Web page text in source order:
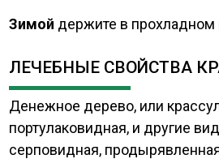
Зимой держите в прохладном
ЛЕЧЕБНЫЕ СВОЙСТВА
Денежное дерево, или
портулаковидная, и другие
серповидная,